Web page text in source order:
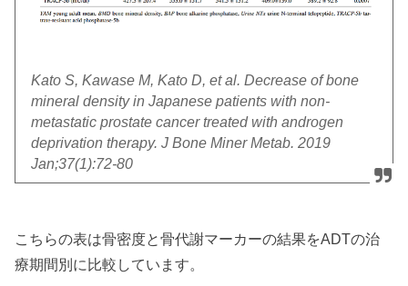
Kato S, Kawase M, Kato D, et al. Decrease of bone
mineral density in Japanese patients with non-
metastatic prostate cancer treated with androgen
deprivation therapy. J Bone Miner Metab. 2019
Jan;37(1):72-80
こちらの表は骨密度と骨代謝マーカーの結果をADTの治
療期間別に比較しています。